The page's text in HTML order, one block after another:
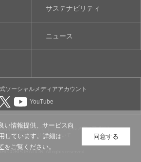
い情報提供、サービス向
しています。詳細は
をご覧ください。
同意する
サステナビリティ
ニュース
ソーシャルメディアアカウント
YouTube
情報保護について
ソーシャルメディアポリシー
ェブアクセシビリティについて
CORPORATION, All rights reserved.